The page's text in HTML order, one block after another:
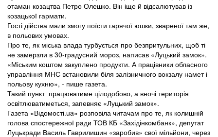
отаман козацтва Петро Олешко. Він іще й відсалютував із
козацької гармати.
Гості дійства мали змогу поїсти гарячої юшки, звареної там же,
в польових умовах.
Про те, як міська влада турбується про безпритульних, щоб ті
не замерзли в 30-градусний мороз, написав «Луцький замок».
«Міським коштом закуплено продукти. А працівники обласного
управління МНС встановили біля залізничного вокзалу намет і
польову кухню», - пише газета.
Такий пункт працюватиме цілодобово, а вночі територія
освітлюватиметься, запевняє «Луцький замок».
Газета «Відомості.ua» розповіла читачам про те, як колишній
голова спостережної ради ТОВ КБ «Західінкомбанк», депутат
Луцькради Василь Гаврилишин «заробив» свої мільйони, через